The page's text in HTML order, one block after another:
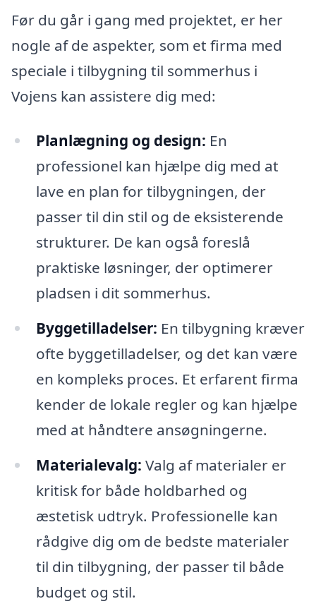
Før du går i gang med projektet, er her
nogle af de aspekter, som et firma med
speciale i tilbygning til sommerhus i
Vojens kan assistere dig med:
Planlægning og design: En
professionel kan hjælpe dig med at
lave en plan for tilbygningen, der
passer til din stil og de eksisterende
strukturer. De kan også foreslå
praktiske løsninger, der optimerer
pladsen i dit sommerhus.
Byggetilladelser: En tilbygning kræver
ofte byggetilladelser, og det kan være
en kompleks proces. Et erfarent firma
kender de lokale regler og kan hjælpe
med at håndtere ansøgningerne.
Materialevalg: Valg af materialer er
kritisk for både holdbarhed og
æstetisk udtryk. Professionelle kan
rådgive dig om de bedste materialer
til din tilbygning, der passer til både
budget og stil.